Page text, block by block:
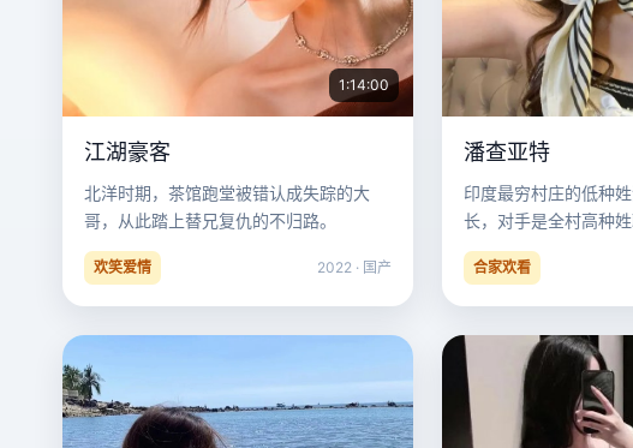
1:14:00
江湖豪客
北洋时期，茶馆跑堂被错认成失踪的大
哥，从此踏上替兄复仇的不归路。
欢笑爱情 2022 · 国产
潘查亚特
印度最穷村庄的低种
长，对手是全村高种姓
合家欢看